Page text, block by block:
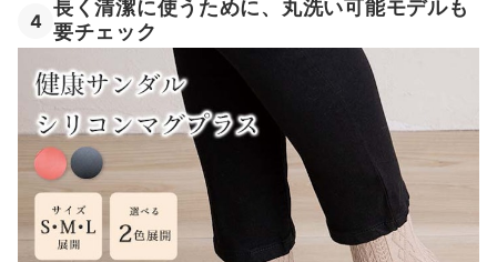
4
長く清潔に使うために、丸洗い可能モデルも
要チェック